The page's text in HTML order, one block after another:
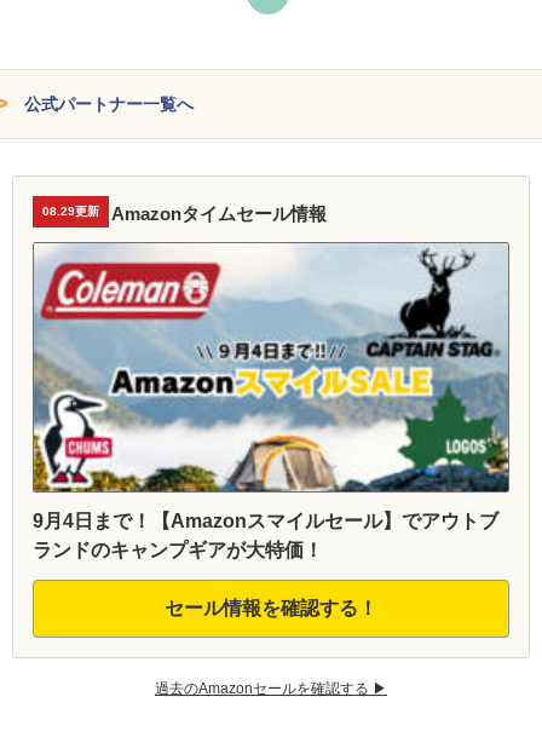
公式パートナー一覧へ
08.29更新 Amazonタイムセール情報
9月4日まで！【Amazonスマイルセール】でアウトブ
ランドのキャンプギアが大特価！
セール情報を確認する！
過去のAmazonセールを確認する ▶︎